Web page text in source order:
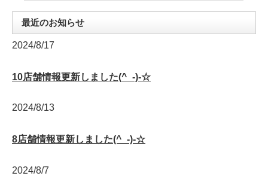
最近のお知らせ
2024/8/17
10店舗情報更新しました(^_-)-☆
2024/8/13
8店舗情報更新しました(^_-)-☆
2024/8/7